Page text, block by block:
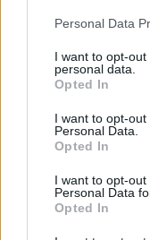
Please note that this
not limited to your
grant or deny
use your data for
consent section.
Personal Data
I want to opt-
personal data.
Opted In
I want to opt-
Personal Data.
Opted In
I want to opt-
Personal Data
Opted In
Itt a jövő
meg a
Sáringer Viktória• 2025.
iránti igény még
napjainkban! Az